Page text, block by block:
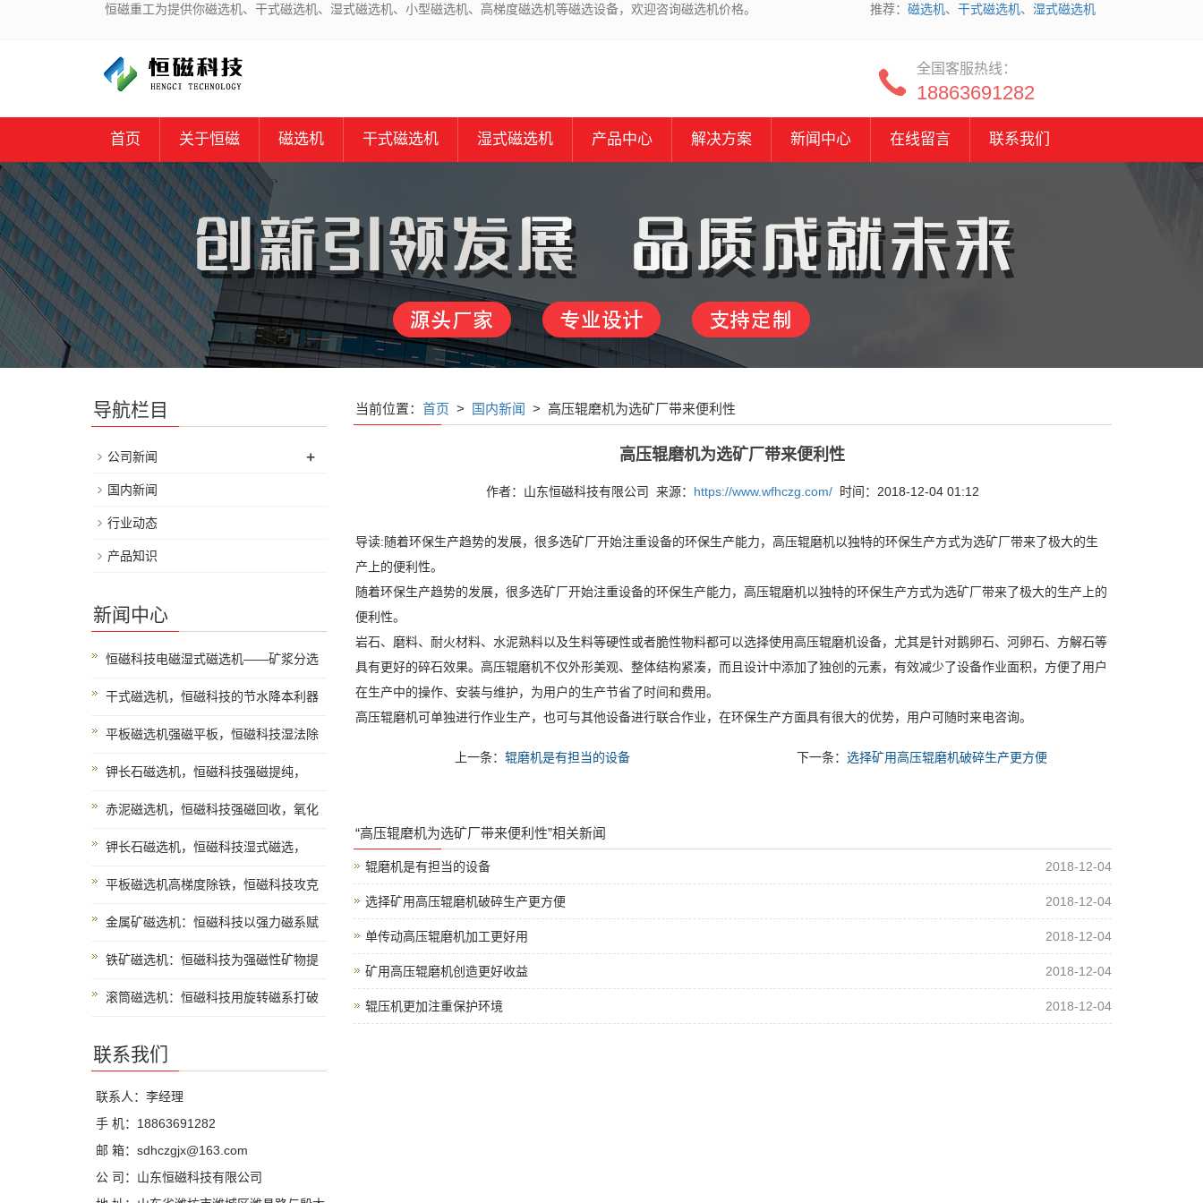
恒磁重工为提供你磁选机、干式磁选机、湿式磁选机、小型磁选机、高梯度磁选机等磁选设备，欢迎咨询磁选机价格。 推荐： 磁选机、 干式磁选机、 湿式磁选机
全国客服热线：
18863691282
首页 关于恒磁 磁选机 干式磁选机 湿式磁选机 产品中心 解决方案 新闻中心 在线留言 联系我们
当前位置： 首页 > 国内新闻 > 高压辊磨机为选矿厂带来便利性
高压辊磨机为选矿厂带来便利性
作者：山东恒磁科技有限公司 来源： https://www.wfhczg.com/时间：2018-12-04 01:12
导读:随着环保生产趋势的发展，很多选矿厂开始注重设备的环保生产能力，高压辊磨机以独特的环保生产方式为选矿厂带来了极大的生
产上的便利性。
随着环保生产趋势的发展，很多选矿厂开始注重设备的环保生产能力，高压辊磨机以独特的环保生产方式为选矿厂带来了极大的生产上的
便利性。
岩石、磨料、耐火材料、水泥熟料以及生料等硬性或者脆性物料都可以选择使用高压辊磨机设备，尤其是针对鹅卵石、河卵石、方解石等
具有更好的碎石效果。高压辊磨机不仅外形美观、整体结构紧凑，而且设计中添加了独创的元素，有效减少了设备作业面积，方便了用户
在生产中的操作、安装与维护，为用户的生产节省了时间和费用。
高压辊磨机可单独进行作业生产，也可与其他设备进行联合作业，在环保生产方面具有很大的优势，用户可随时来电咨询。
上一条：辊磨机是有担当的设备 下一条：选择矿用高压辊磨机破碎生产更方便
“高压辊磨机为选矿厂带来便利性”相关新闻
辊磨机是有担当的设备 2018-12-04
选择矿用高压辊磨机破碎生产更方便 2018-12-04
单传动高压辊磨机加工更好用 2018-12-04
矿用高压辊磨机创造更好收益 2018-12-04
辊压机更加注重保护环境 2018-12-04
导航栏目
公司新闻 +
国内新闻
行业动态
产品知识
新闻中心
恒磁科技电磁湿式磁选机——矿浆分选
干式磁选机，恒磁科技的节水降本利器
平板磁选机强磁平板，恒磁科技湿法除
钾长石磁选机，恒磁科技强磁提纯，
赤泥磁选机，恒磁科技强磁回收，氧化
钾长石磁选机，恒磁科技湿式磁选，
平板磁选机高梯度除铁，恒磁科技攻克
金属矿磁选机：恒磁科技以强力磁系赋
铁矿磁选机：恒磁科技为强磁性矿物提
滚筒磁选机：恒磁科技用旋转磁系打破
联系我们
联系人：李经理
手 机：18863691282
邮 箱：sdhczgjx@163.com
公 司：山东恒磁科技有限公司